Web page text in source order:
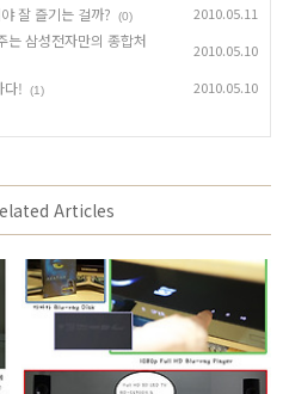
잘 즐기는 걸까? (0) 2010.05.11
는 삼성전자만의 종합처
2010.05.10
다! (1) 2010.05.10
Articles